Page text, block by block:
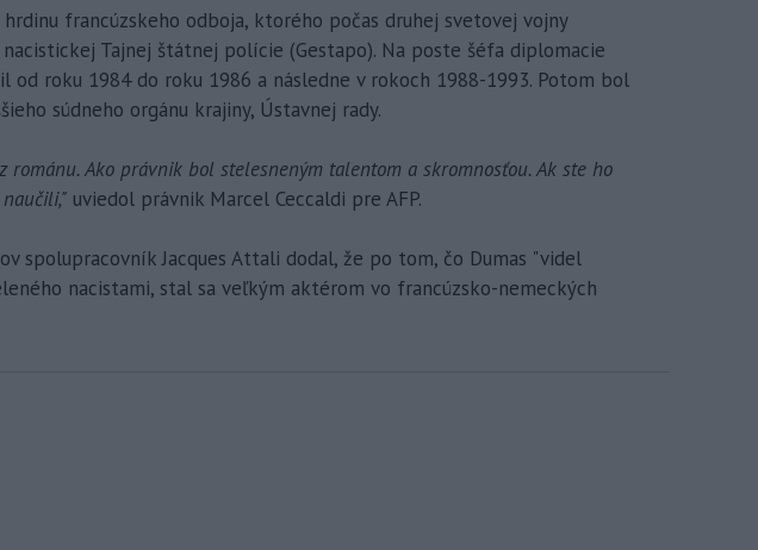
hrdinu francúzskeho odboja, ktorého počas druhej svetovej vojny
Tajnej štátnej polície (Gestapo). Na poste šéfa diplomacie
od roku 1984 do roku 1986 a následne v rokoch 1988-1993. Potom bol
súdneho orgánu krajiny, Ústavnej rady.
románu. Ako právnik bol stelesneným talentom a skromnosťou. Ak ste ho
uviedol právnik Marcel Ceccaldi pre AFP.
spolupracovník Jacques Attali dodal, že po tom, čo Dumas "videl
nacistami, stal sa veľkým aktérom vo francúzsko-nemeckých